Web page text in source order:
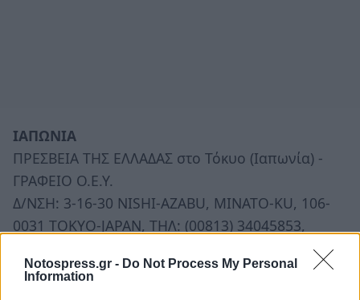
Notospress.gr - Do Not Process My Personal
Information
ΙΑΠΩΝΙΑ
ΠΡΕΣΒΕΙΑ ΤΗΣ ΕΛΛΑΔΑΣ στο Τόκυο (Ιαπωνία) -
ΓΡΑΦΕΙΟ Ο.Ε.Υ.
Δ/ΝΣΗ: 3-16-30 NISHI-AZABU, MINATO-KU, 106-
0031 TOKYO-JAPAN, ΤΗΛ: (00813) 34045853,
ecocom-
tokyo@mfa.grweb site:www.greekemb.jp